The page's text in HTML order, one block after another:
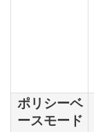
ポリシーベ
ースモード